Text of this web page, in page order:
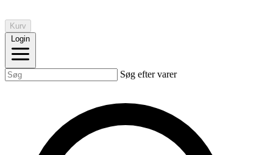
Kurv
Login
Søg efter varer